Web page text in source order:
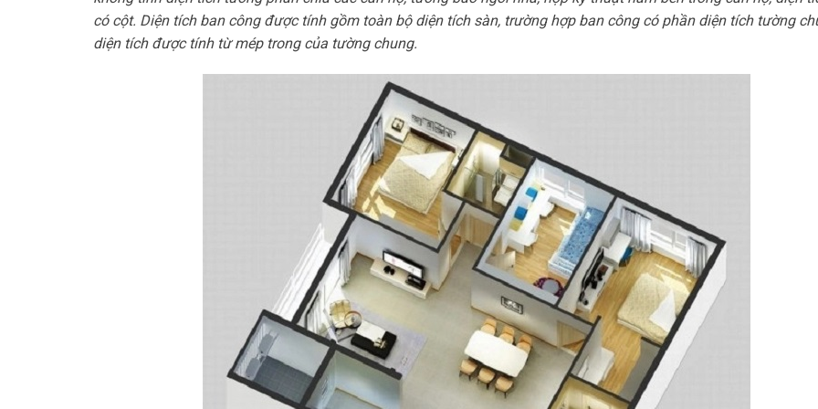
có cột. Diện tích ban công được tính gồm toàn bộ diện tích sàn, trường hợp ban công có phần diện tích tường
diện tích được tính từ mép trong của tường chung.